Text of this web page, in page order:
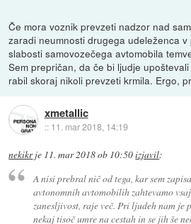
Če mora voznik prevzeti nadzor nad
zaradi neumnosti drugega udeleženca
slabosti samovozečega avtomobila
Sem prepričan, da če bi ljudje
rabil skoraj nikoli prevzeti krmila. Ergo,
xmetallic
:: 11. mar 2018, 14:19
nekikrje 11. mar 2018 ob 10:50izjavil:
A nisi prebral nič od tega, kar sem
avtonomnih avtomobilih zahtevamo
zanesljivost, raje več. Pri ljudeh nam je
nekaj tisoč umre na cestah in se jih še